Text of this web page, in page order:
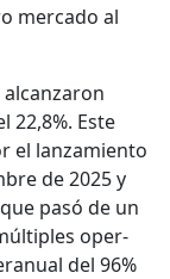
mer­ca­do al
alcan­zaron
22,8%. Este
el lan­za­mien­to
de 2025 y
pasó de un
oper­
del 96%